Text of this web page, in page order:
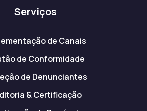
Serviços
de Canais
de Conformidade
de Denunciantes
& Certificação